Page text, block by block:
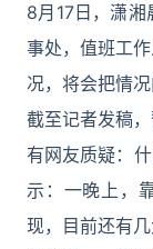
8月17日，潇
事处，值班工
况，将会把情
截至记者发稿，
有网友质疑：
示：一晚上，
现，目前还有